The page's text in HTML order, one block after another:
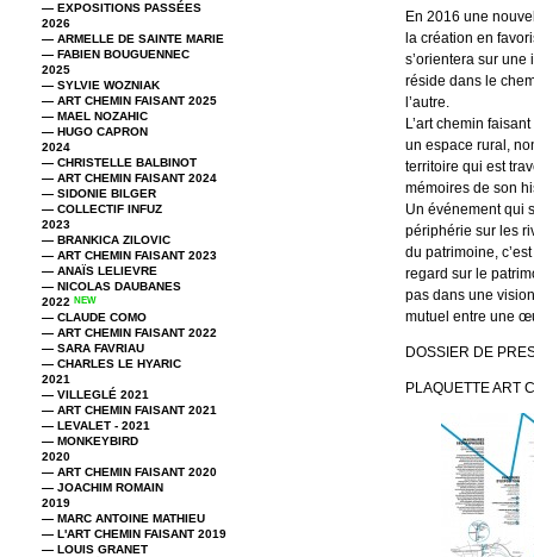
— EXPOSITIONS PASSÉES
2026
— ARMELLE DE SAINTE MARIE
— FABIEN BOUGUENNEC
2025
— SYLVIE WOZNIAK
— ART CHEMIN FAISANT 2025
— MAEL NOZAHIC
— HUGO CAPRON
2024
— CHRISTELLE BALBINOT
— ART CHEMIN FAISANT 2024
— SIDONIE BILGER
— COLLECTIF INFUZ
2023
— BRANKICA ZILOVIC
— ART CHEMIN FAISANT 2023
— ANAÏS LELIEVRE
— NICOLAS DAUBANES
2022 NEW
— CLAUDE COMO
— ART CHEMIN FAISANT 2022
— SARA FAVRIAU
— CHARLES LE HYARIC
2021
— VILLEGLÉ 2021
— ART CHEMIN FAISANT 2021
— LEVALET - 2021
— MONKEYBIRD
2020
— ART CHEMIN FAISANT 2020
— JOACHIM ROMAIN
2019
— MARC ANTOINE MATHIEU
— L'ART CHEMIN FAISANT 2019
— LOUIS GRANET
En 2016 une
la création en
s’orientera sur
réside dans le
l’autre.
L’art chemin
un espace rural,
territoire qui est
mémoires de son
Un événement qui
périphérie sur les
du patrimoine,
regard sur le
pas dans une
mutuel entre une
DOSSIER DE
PLAQUETTE ART